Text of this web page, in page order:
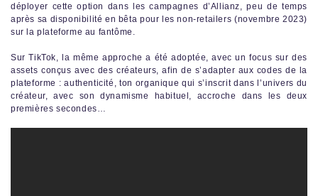
déployer cette option dans les campagnes d’Allianz, peu de temps
après sa disponibilité en bêta pour les non-retailers (novembre 2023)
sur la plateforme au fantôme.
Sur TikTok, la même approche a été adoptée, avec un focus sur des
assets conçus avec des créateurs, afin de s’adapter aux codes de la
plateforme : authenticité, ton organique qui s’inscrit dans l’univers du
créateur, avec son dynamisme habituel, accroche dans les deux
premières secondes…